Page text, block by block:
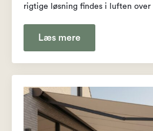
rigtige løsning findes i luften over
Læs mere